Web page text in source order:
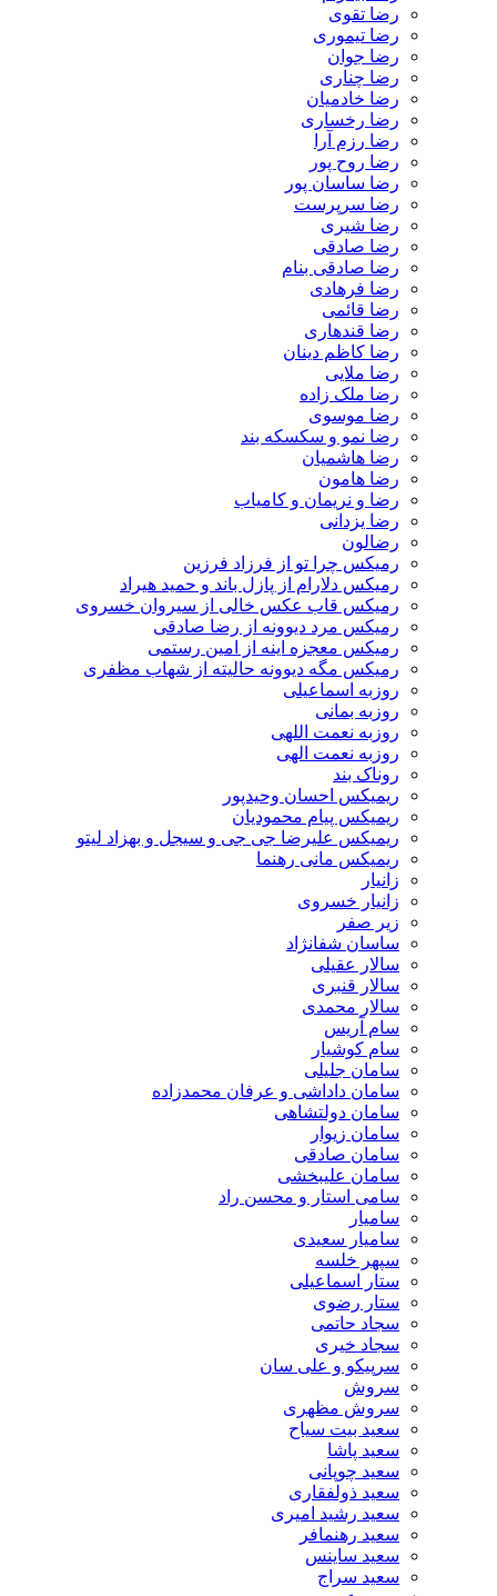
رضا تقوی
رضا تیموری
رضا جوان
رضا چناری
رضا خادمیان
رضا رخساری
رضا رزم آرا
رضا روح پور
رضا ساسان پور
رضا سرپرست
رضا شیری
رضا صادقی
رضا صادقی بنام
رضا فرهادی
رضا قائمی
رضا قندهاری
رضا کاظم دینان
رضا ملایی
رضا ملک زاده
رضا موسوی
رضا نمو و سکسکه بند
رضا هاشمیان
رضا هامون
رضا و نریمان و کامیاب
رضا یزدانی
رضالون
رمیکس چرا تو از فرزاد فرزین
رمیکس دلارام از پازل باند و حمید هیراد
رمیکس قاب عکس خالی از سیروان خسروی
رمیکس مرد دیوونه از رضا صادقی
رمیکس معجزه اینه از امین رستمی
رمیکس مگه دیوونه حالیته از شهاب مظفری
روزبه اسماعیلی
روزبه بمانی
روزبه نعمت اللهی
روزبه نعمت الهی
روناک بند
ریمیکس احسان وحیدپور
ریمیکس پیام محمودیان
ریمیکس علیرضا جی جی و سیجل و بهزاد لیتو
ریمیکس مانی رهنما
زانیار
زانیار خسروی
زیر صفر
ساسان شفانژاد
سالار عقیلی
سالار قنبری
سالار محمدی
سام آریس
سام کوشیار
سامان جلیلی
سامان داداشی و عرفان محمدزاده
سامان دولتشاهی
سامان زیوار
سامان صادقی
سامان علیبخشی
سامی استار و محسن راد
سامیار
سامیار سعیدی
سپهر خلسه
ستار اسماعیلی
ستار رضوی
سجاد حاتمی
سجاد خیری
سرپیکو و علی سان
سروش
سروش مظهری
سعید بیت سیاح
سعید پاشا
سعید چوپانی
سعید ذولفقاری
سعید رشید امیری
سعید رهنمافر
سعید ساینس
سعید سراج